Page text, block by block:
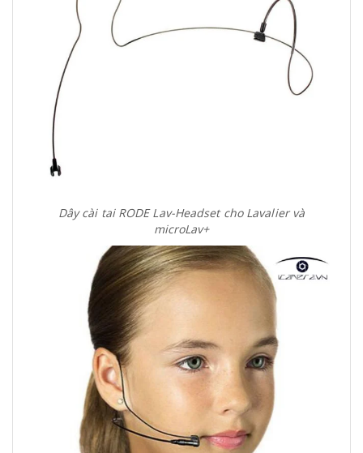
Dây cài tai RODE Lav-Headset cho Lavalier và
microLav+